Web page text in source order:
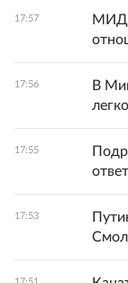
17:57
МИД:
17:56
В
17:55
17:53